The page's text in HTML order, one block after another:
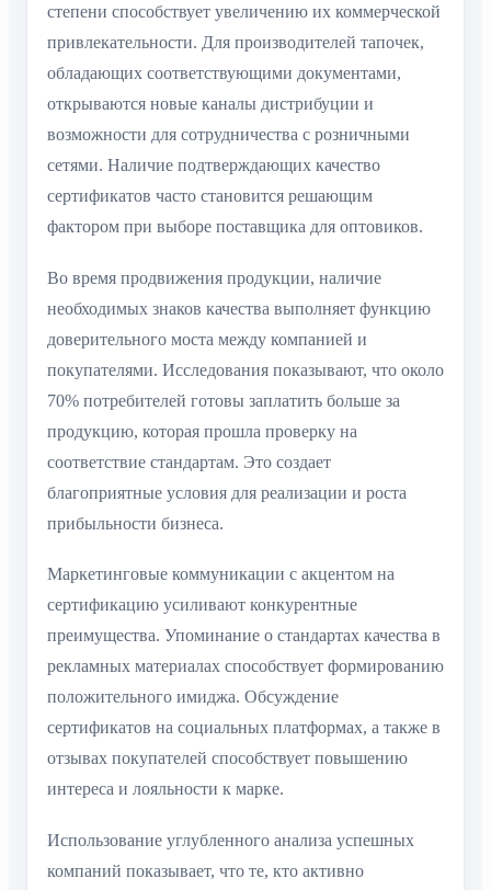
степени способствует увеличению их коммерческой
привлекательности. Для производителей тапочек,
обладающих соответствующими документами,
открываются новые каналы дистрибуции и
возможности для сотрудничества с розничными
сетями. Наличие подтверждающих качество
сертификатов часто становится решающим
фактором при выборе поставщика для оптовиков.
Во время продвижения продукции, наличие
необходимых знаков качества выполняет функцию
доверительного моста между компанией и
покупателями. Исследования показывают, что около
70% потребителей готовы заплатить больше за
продукцию, которая прошла проверку на
соответствие стандартам. Это создает
благоприятные условия для реализации и роста
прибыльности бизнеса.
Маркетинговые коммуникации с акцентом на
сертификацию усиливают конкурентные
преимущества. Упоминание о стандартах качества в
рекламных материалах способствует формированию
положительного имиджа. Обсуждение
сертификатов на социальных платформах, а также в
отзывах покупателей способствует повышению
интереса и лояльности к марке.
Использование углубленного анализа успешных
компаний показывает, что те, кто активно